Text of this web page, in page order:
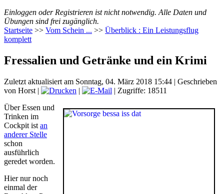
Einloggen oder Registrieren ist nicht notwendig. Alle Daten und
Übungen sind frei zugänglich.
Startseite >> Vom Schein ... >> Überblick : Ein Leistungsflug
komplett
Fressalien und Getränke und ein Krimi
Zuletzt aktualisiert am Sonntag, 04. März 2018 15:44 | Geschrieben
von Horst | |
| Zugriffe: 18511
Über Essen und
Trinken im
Cockpit ist an
anderer Stelle
schon
ausführlich
geredet worden.
Hier nur noch
einmal der